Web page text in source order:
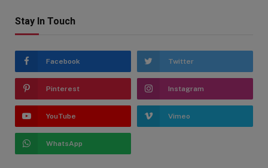
Stay In Touch
Facebook Twitter
Pinterest Instagram
YouTube Vimeo
WhatsApp